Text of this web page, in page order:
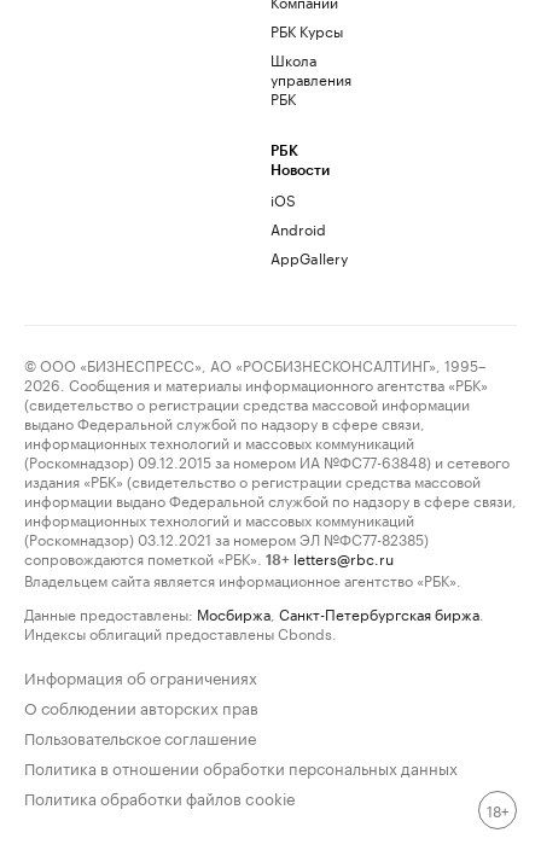
РБК Курсы
Школа
управления
РБК
РБК
Новости
iOS
Android
AppGallery
© ООО «БИЗНЕСПРЕСС», АО «РОСБИЗНЕСКОНСАЛТИНГ», 1995–
2026. Сообщения и материалы информационного агентства «РБК»
(свидетельство о регистрации средства массовой информации
выдано Федеральной службой по надзору в сфере связи,
информационных технологий и массовых коммуникаций
(Роскомнадзор) 09.12.2015 за номером ИА №ФС77-63848) и сетевого
издания «РБК» (свидетельство о регистрации средства массовой
информации выдано Федеральной службой по надзору в сфере связи,
информационных технологий и массовых коммуникаций
(Роскомнадзор) 03.12.2021 за номером ЭЛ №ФС77-82385)
сопровождаются пометкой «РБК».
18+ letters@rbc.ru
Владельцем сайта является информационное агентство «РБК».
Данные предоставлены: Мосбиржа Санкт-Петербургская биржа
Индексы облигаций предоставлены Cbonds.
Информация об ограничениях
О соблюдении авторских прав
Пользовательское соглашение
Политика в отношении обработки персональных данных
Политика обработки файлов cookie
18+